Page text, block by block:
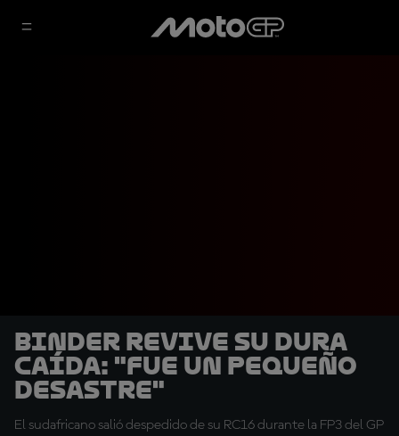
Binder revive su dura
caída: "Fue un pequeño
desastre"
El sudafricano salió despedido de su RC16 durante la FP3 del GP